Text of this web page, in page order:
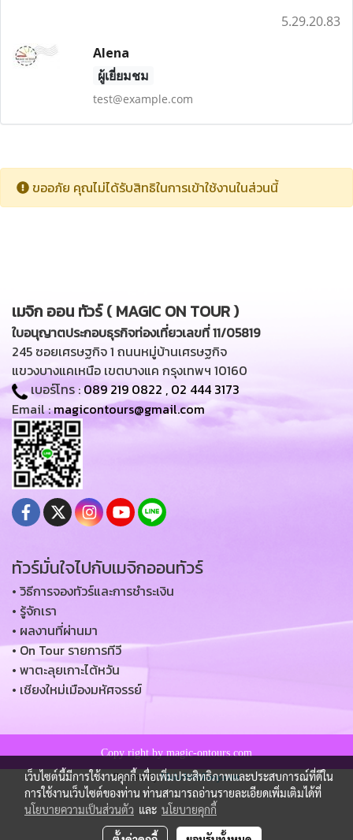
5.29.20.83
Alena
ผู้เยี่ยมชม
test@example.com
ขออภัย คุณไม่ได้รับสิทธิในการเข้าใช้งานในส่วนนี้
เมจิก ออน ทัวร์ ( MAGIC ON TOUR )
ใบอนุญาตประกอบธุรกิจท่องเที่ยวเลขที่ 11/05819
245 ซอยเศรษฐกิจ 1 ถนนหมู่บ้านเศรษฐกิจ
แขวงบางแคเหนือ เขตบางแค กรุงเทพฯ 10160
เบอร์โทร :089 219 0822 , 02 444 3173
Email :magicontours@gmail.com
ทัวร์มั่นใจไปกับเมจิกออนทัวร์
• วิธีการจองทัวร์และการชำระเงิน
• รู้จักเรา
• ผลงานที่ผ่านมา
• On Tour รายการทีวี
• พาตะลุยเกาะไต้หวัน
• เชียงใหม่เมืองมหัศจรรย์
Copy right by magic-ontours.com
Powered byMakeWebEasy.com
เว็บไซต์นี้มีการใช้งานคุกกี้ เพื่อเพิ่มประสิทธิภาพและประสบการณ์ที่ดีใน
การใช้งานเว็บไซต์ของท่าน ท่านสามารถอ่านรายละเอียดเพิ่มเติมได้ที่
นโยบายความเป็นส่วนตัว และ นโยบายคุกกี้